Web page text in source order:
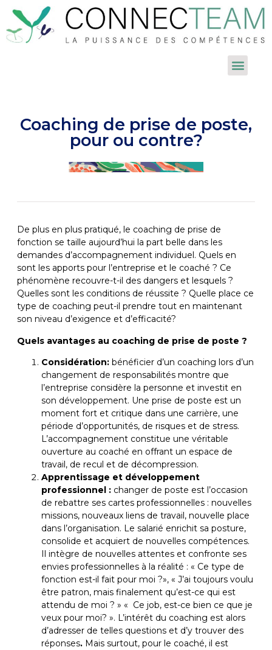
Coaching de prise de poste,
pour ou contre?
De plus en plus pratiqué, le coaching de prise de
fonction se taille aujourd’hui la part belle dans les
demandes d’accompagnement individuel. Quels en
sont les apports pour l’entreprise et le coaché ? Ce
phénomène recouvre-t-il des dangers et lesquels ?
Quelles sont les conditions de réussite ? Quelle place ce
type de coaching peut-il prendre tout en maintenant
son niveau d’exigence et d’efficacité?
Quels avantages au coaching de prise de poste ?
Considération:bénéficier d’un coaching lors d’un
changement de responsabilités montre que
l’entreprise considère la personne et investit en
son développement. Une prise de poste est un
moment fort et critique dans une carrière, une
période d’opportunités, de risques et de stress.
L’accompagnement constitue une véritable
ouverture au coaché en offrant un espace de
travail, de recul et de décompression.
Apprentissage et développement
professionnel :changer de poste est l’occasion
de rebattre ses cartes professionnelles : nouvelles
missions, nouveaux liens de travail, nouvelle place
dans l’organisation. Le salarié enrichit sa posture,
consolide et acquiert de nouvelles compétences.
Il intègre de nouvelles attentes et confronte ses
envies professionnelles à la réalité : « Ce type de
fonction est-il fait pour moi ?», « J’ai toujours voulu
être patron, mais finalement qu’est-ce qui est
attendu de moi ? » « Ce job, est-ce bien ce que je
veux pour moi? ». L’intérêt du coaching est alors
d’adresser de telles questions et d’y trouver des
réponses. Mais surtout, pour le coaché, il est